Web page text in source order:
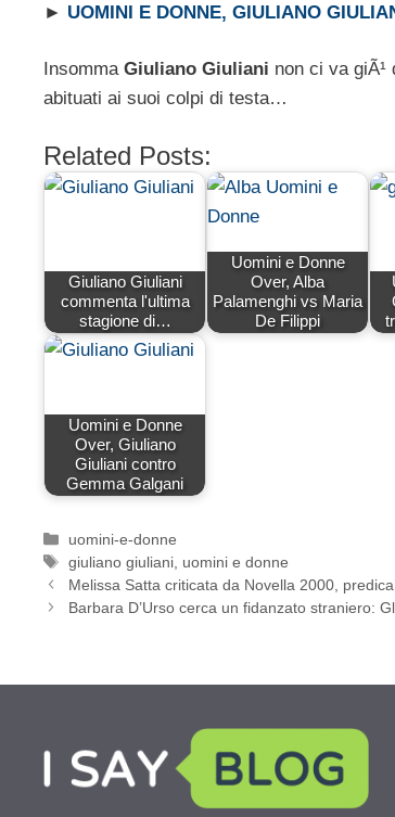
► UOMINI E DONNE, GIULIANO
Insomma Giuliano Giuliani non ci va
abituati ai suoi colpi di testa…
Related Posts:
Giuliano Giuliani
commenta l'ultima
stagione di…
Uomini e Donne
Over, Alba
Palamenghi vs Maria
De Filippi
Uomini e Donne
Over, Giuliano
Giuliani contro
Gemma Galgani
Categorie
uomini-e-donne
Tag
giuliano giuliani uomini e donne
Melissa Satta criticata da Novella 2000,
Barbara D’Urso cerca un fidanzato straniero: